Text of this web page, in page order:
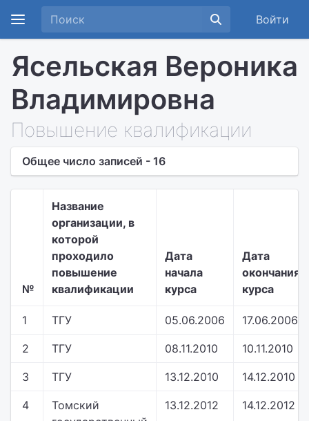
Войти
Ясельская Вероника
Владимировна
Повышение квалификации
Общее число записей - 16
№
Название
организации, в
которой
проходило
повышение
квалификации
Дата
начала
курса
Дата
окончания
курса
1 ТГУ 05.06.2006 17.06.2006
2 ТГУ 08.11.2010 10.11.2010
3 ТГУ 13.12.2010 14.12.2010
4
Томский
13.12.2012 14.12.2012